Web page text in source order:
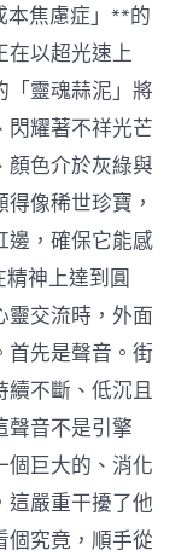
本焦慮症」**的
在以超光速上
「靈魂蒜泥」將
閃耀著不祥光芒
顏色介於灰綠與
像稀世珍寶，
邊，確保它能感
神上達到圓
靈交流時，外面
首先是聲音。街
續不斷、低沉且
音不是引擎
個巨大的、消化
這嚴重干擾了他
個究竟，順手從